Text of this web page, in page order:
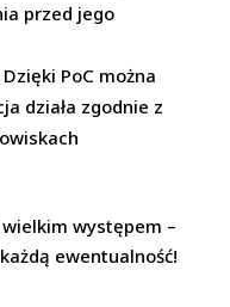
przed jego
Dzięki PoC można
działa zgodnie z
występem –
ewentualność!